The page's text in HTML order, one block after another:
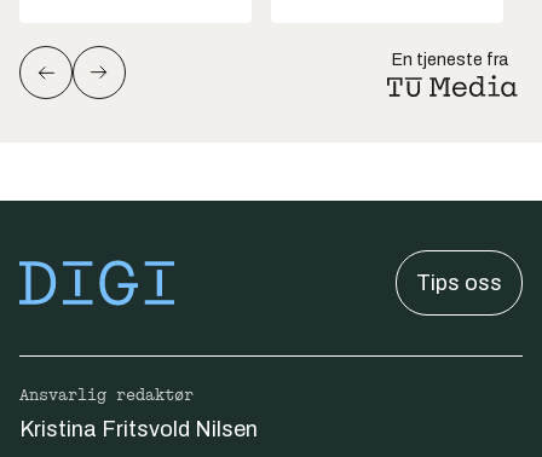
En tjeneste fra
Tips oss
Ansvarlig redaktør
Kristina Fritsvold Nilsen